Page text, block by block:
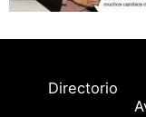
Directorio